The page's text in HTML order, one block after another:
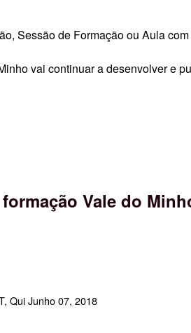
Sessão de Formação ou Aula
vai continuar a desenvolver e
Vale do
Qui Junho 07, 2018